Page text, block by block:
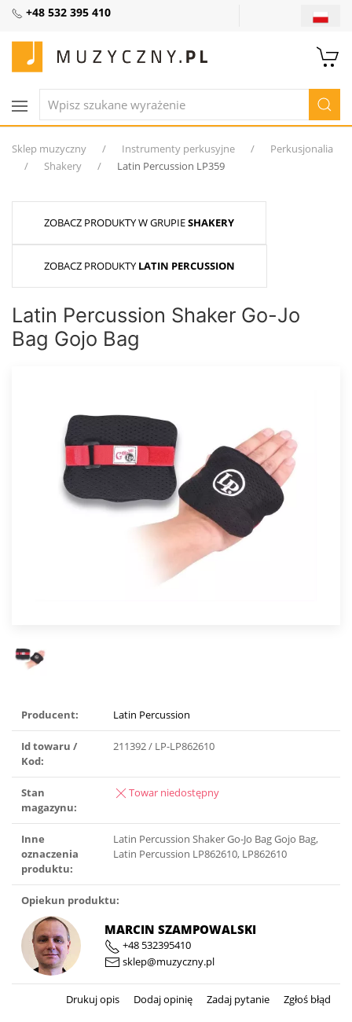
+48 532 395 410
Sklep muzyczny Instrumenty perkusyjne
Perkusjonalia
Shakery
Latin Percussion LP359
ZOBACZ PRODUKTY W GRUPIESHAKERY
ZOBACZ PRODUKTY LATIN PERCUSSION
Latin Percussion Shaker Go-Jo
Bag Gojo Bag
Producent: Latin Percussion
Id towaru /
Kod:
211392 / LP-LP862610
Stan
magazynu:
Towar niedostępny
Inne
oznaczenia
produktu:
Latin Percussion Shaker Go-Jo Bag Gojo Bag,
Latin Percussion LP862610, LP862610
Opiekun produktu:
MARCIN SZAMPOWALSKI
+48 532395410
sklep@muzyczny.pl
Drukuj opis Dodaj opinię Zadaj pytanie Zgłoś błąd